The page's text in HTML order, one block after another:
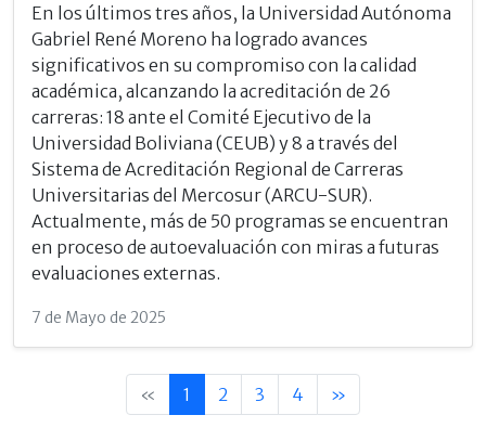
En los últimos tres años, la Universidad Autónoma
Gabriel René Moreno ha logrado avances
significativos en su compromiso con la calidad
académica, alcanzando la acreditación de 26
carreras: 18 ante el Comité Ejecutivo de la
Universidad Boliviana (CEUB) y 8 a través del
Sistema de Acreditación Regional de Carreras
Universitarias del Mercosur (ARCU-SUR).
Actualmente, más de 50 programas se encuentran
en proceso de autoevaluación con miras a futuras
evaluaciones externas.
7 de Mayo de 2025
« 1 2 3 4 »